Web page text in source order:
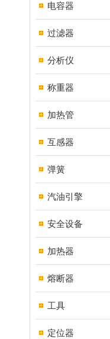
电容器
过滤器
分析仪
称重器
加热管
互感器
弹簧
汽油引擎
安全设备
加热器
熔断器
工具
定位器